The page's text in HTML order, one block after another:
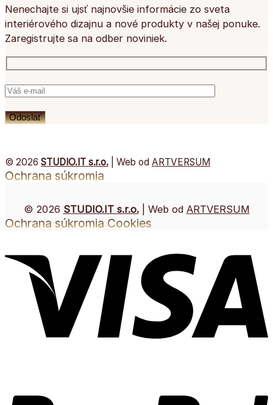
Nenechajte si ujsť najnovšie informácie zo sveta
interiérového dizajnu a nové produkty v našej ponuke.
Zaregistrujte sa na odber noviniek.
© 2026 STUDIO.IT s.r.o. | Web od ARTVERSUM
Ochrana súkromia
© 2026 STUDIO.IT s.r.o.| Web od ARTVERSUM
Ochrana súkromia Cookies